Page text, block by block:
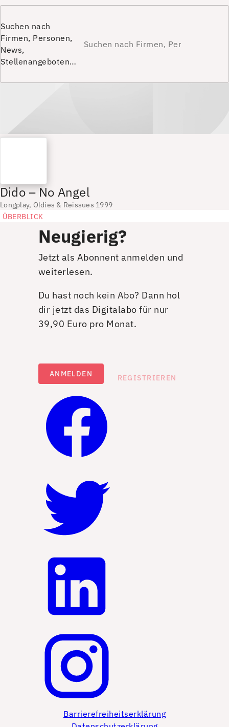
Suchen nach
Firmen, Personen,
News,
Stellenangeboten…
Dido – No Angel
Longplay, Oldies & Reissues 1999
ÜBERBLICK
Neugierig?
Jetzt als Abonnent anmelden und
weiterlesen.
Du hast noch kein Abo? Dann hol
dir jetzt das Digitalabo für nur
39,90 Euro pro Monat.
ANMELDEN REGISTRIEREN
Barrierefreiheitserklärung